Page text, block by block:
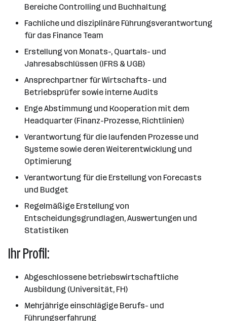
Bereiche Controlling und Buchhaltung
Fachliche und disziplinäre Führungsverantwortung
für das Finance Team
Erstellung von Monats-, Quartals- und
Jahresabschlüssen (IFRS & UGB)
Ansprechpartner für Wirtschafts- und
Betriebsprüfer sowie interne Audits
Enge Abstimmung und Kooperation mit dem
Headquarter (Finanz-Prozesse, Richtlinien)
Verantwortung für die laufenden Prozesse und
Systeme sowie deren Weiterentwicklung und
Optimierung
Verantwortung für die Erstellung von Forecasts
und Budget
Regelmäßige Erstellung von
Entscheidungsgrundlagen, Auswertungen und
Statistiken
Ihr Profil:
Abgeschlossene betriebswirtschaftliche
Ausbildung (Universität, FH)
Mehrjährige einschlägige Berufs- und
Führungserfahrung